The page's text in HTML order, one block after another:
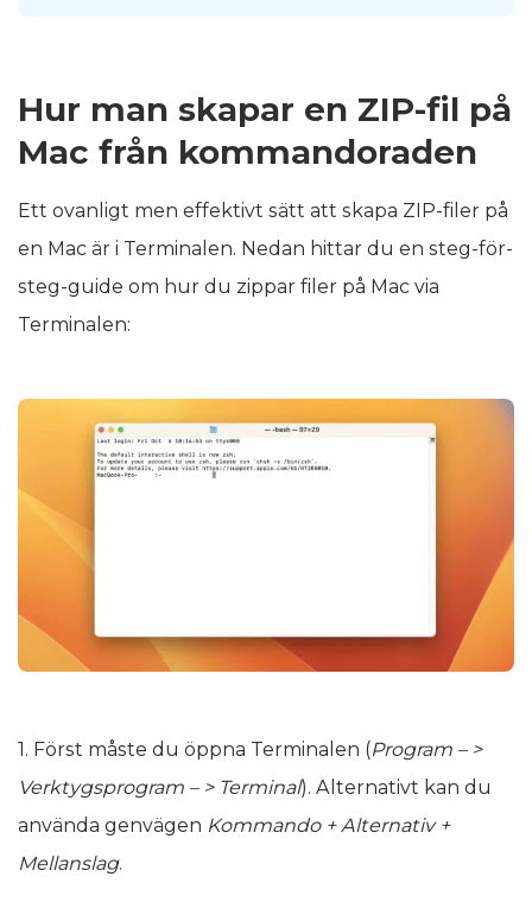
Hur man skapar en ZIP-fil på
Mac från kommandoraden
Ett ovanligt men effektivt sätt att skapa ZIP-filer på
en Mac är i Terminalen. Nedan hittar du en steg-för-
steg-guide om hur du zippar filer på Mac via
Terminalen:
1. Först måste du öppna Terminalen (Program – >
Verktygsprogram – > Terminal). Alternativt kan du
använda genvägen Kommando + Alternativ +
Mellanslag.